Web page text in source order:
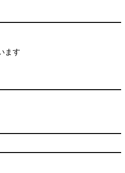
ます